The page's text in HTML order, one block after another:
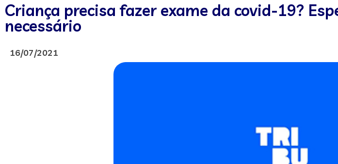
Criança precisa fazer exame da covid-19?
necessário
16/07/2021